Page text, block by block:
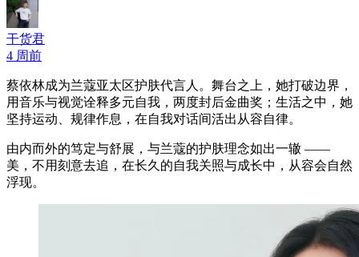
干货君
4 周前
蔡依林成为兰蔻亚太区护肤代言人。舞台之上，她打破边界，
用音乐与视觉诠释多元自我，两度封后金曲奖；生活之中，她
坚持运动、规律作息，在自我对话间活出从容自律。
由内而外的笃定与舒展，与兰蔻的护肤理念如出一辙 ——
美，不用刻意去追，在长久的自我关照与成长中，从容会自然
浮现。